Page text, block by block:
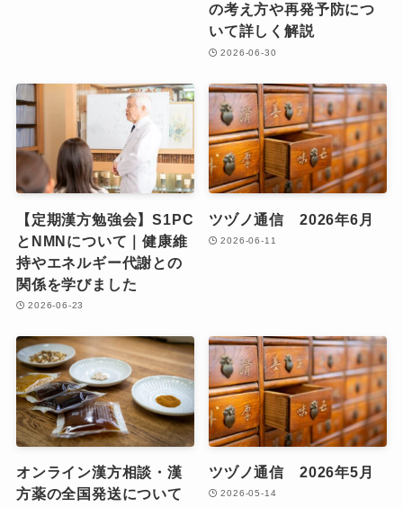
の考え方や再発予防につ
いて詳しく解説
2026-06-30
【定期漢方勉強会】S1PC
とNMNについて｜健康維
持やエネルギー代謝との
関係を学びました
2026-06-23
ツヅノ通信 2026年6月
2026-06-11
オンライン漢方相談・漢
方薬の全国発送について
ツヅノ通信 2026年5月
2026-05-14